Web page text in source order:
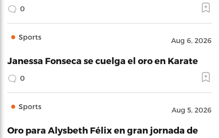
0
Sports Aug 6, 2026
Janessa Fonseca se cuelga el oro en Karate
0
Sports Aug 5, 2026
Oro para Alysbeth Félix en gran jornada de